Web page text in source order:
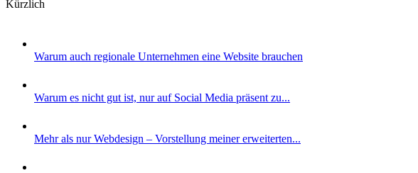
Kürzlich
Warum auch regionale Unternehmen eine Website brauchen
Warum es nicht gut ist, nur auf Social Media präsent zu...
Mehr als nur Webdesign – Vorstellung meiner erweiterten...